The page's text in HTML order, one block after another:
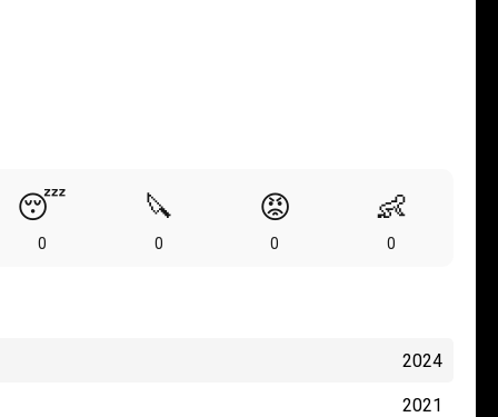
😴
0
🔪
0
😡
0
👶
0
2024
2021